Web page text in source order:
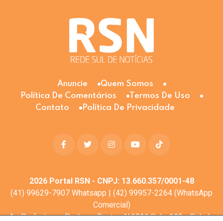
Anuncie
Quem Somos
Política De Comentários
Termos De Uso
Contato
Política De Privacidade
2026Portal RSN - CNPJ: 13.660.357/0001-48
(41) 99629-7907 Whatsapp | (42) 99957-2264 (WhatsApp
Comercial)
Av. Profa. Laura Pacheco Bastos N:1011 Sala: 112 - Cidade